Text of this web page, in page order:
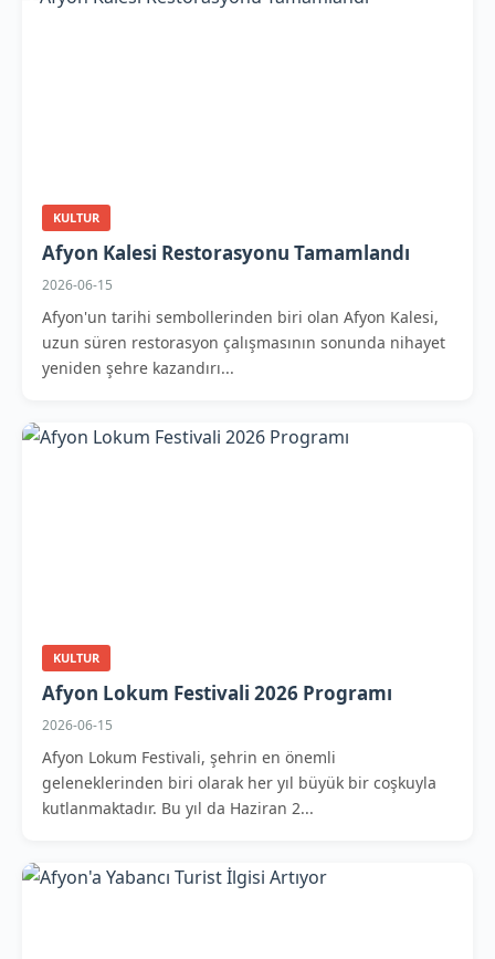
KULTUR
Afyon Kalesi Restorasyonu Tamamlandı
2026-06-15
Afyon'un tarihi sembollerinden biri olan Afyon Kalesi,
uzun süren restorasyon çalışmasının sonunda nihayet
yeniden şehre kazandırı...
KULTUR
Afyon Lokum Festivali 2026 Programı
2026-06-15
Afyon Lokum Festivali, şehrin en önemli
geleneklerinden biri olarak her yıl büyük bir coşkuyla
kutlanmaktadır. Bu yıl da Haziran 2...